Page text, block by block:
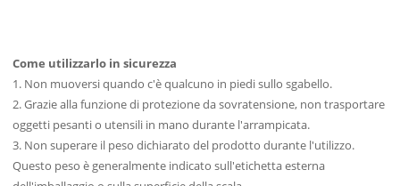
Come utilizzarlo in sicurezza
1. Non muoversi quando c'è qualcuno in piedi sullo sgabello.
2. Grazie alla funzione di protezione da sovratensione, non trasportare
oggetti pesanti o utensili in mano durante l'arrampicata.
3. Non superare il peso dichiarato del prodotto durante l'utilizzo.
Questo peso è generalmente indicato sull'etichetta esterna